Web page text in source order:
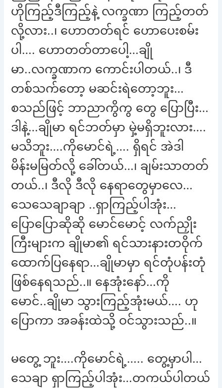
ဟိုကြည့်ဒီကြည့်နဲ့ လက္ခဏာ ကြည့်တတ်
လို့လား..၊ ဟောတတ်ရင် ဟောပေးစမ်း
ပါ…. ဟောတတ်တာပေါ့…ချို
မာ..လက္ခဏာက ကောင်းပါတယ်..၊ ဒီ
တစ်သက်တော့ မဆင်းရဲတော့ဘူး…
စသည်ဖြင့် ဘာညာကွိကွ တွေ ပြောပြီး…
ဒါနဲ့…ချိုမာ ရင်ဘတ်မှာ မှဲ့မရှိဘူးလား….
မသိဘူး….ကိုမောင်ရဲ့…. ရှိရင် အဲဒါ
မိန်းမမြတ်လို့ ခေါ်တယ်…၊ ချမ်းသာတတ်
တယ်..၊ ဒီလို ဒီလို နေရာတွေမှာလေ…
သေသေချာချာ ..ရှာကြည့်ပါအုံး…
ပြောပြောဆိုဆို မောင်မောင့် လက်ညှိုး
ကြီးများက ချိုမာ၏ ရင်သားနားတဝိုက်
ထောက်ပြနေရာ…ချိုမာမှာ ရင်တုံပန်းတုံ
ဖြစ်နေရသည်..။ နေအုံးနော်…ကို
မောင်..ချိုမာ သွားကြည့်အုံးမယ်…. ဟု
ပြောကာ အခန်းထဲသို့ ဝင်သွားသည်..။
မတွေ့ ဘူး….ကိုမောင်ရဲ့….. တွေ့မှာပါ…
သေချာ ရှာကြည့်ပါအုံး…တကယ်ပါတယ်